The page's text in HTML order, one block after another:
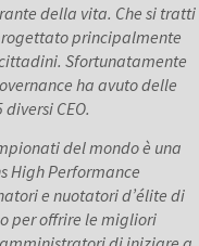
della vita. Che si tratti
principalmente
Sfortunatamente
ha avuto delle
CEO.
del mondo è una
High Performance
e nuotatori d’élite di
per offrire le migliori